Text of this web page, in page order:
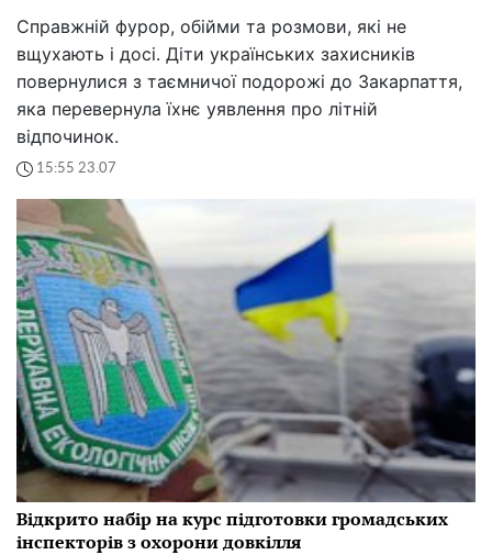
Справжній фурор, обійми та розмови, які не
вщухають і досі. Діти українських захисників
повернулися з таємничої подорожі до Закарпаття,
яка перевернула їхнє уявлення про літній
відпочинок.
15:55 23.07
Відкрито набір на курс підготовки громадських
інспекторів з охорони довкілля